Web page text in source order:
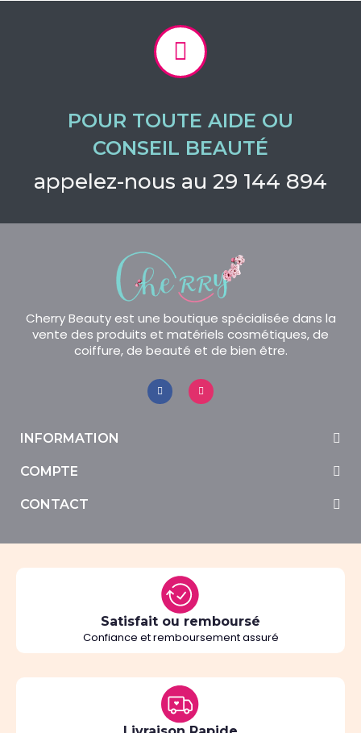
POUR TOUTE AIDE OU
CONSEIL BEAUTÉ
appelez-nous au 29 144 894
Cherry Beauty est une boutique spécialisée dans la
vente des produits et matériels cosmétiques, de
coiffure, de beauté et de bien être.
INFORMATION
COMPTE
CONTACT
Satisfait ou remboursé
Confiance et remboursement assuré